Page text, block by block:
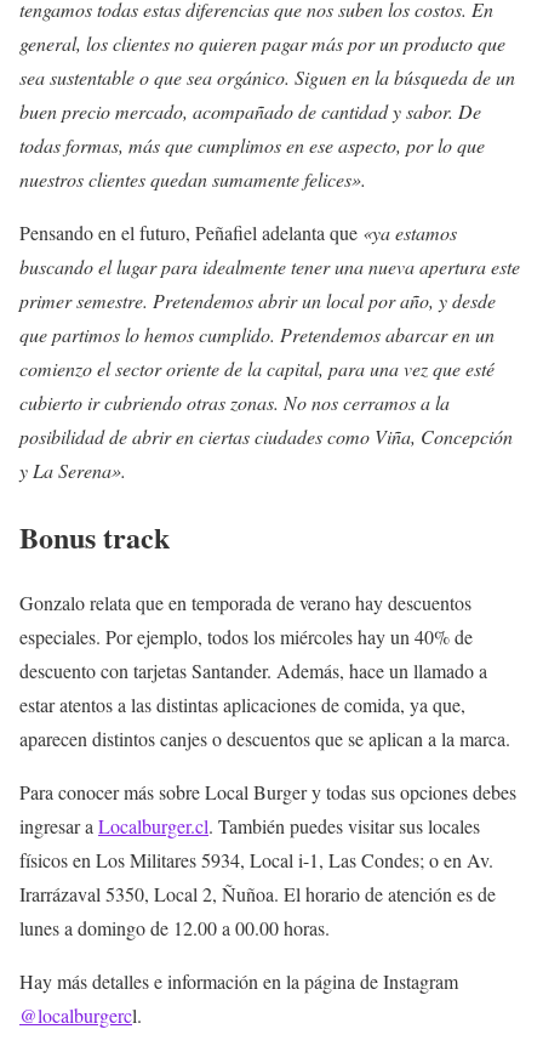
tengamos todas estas diferencias que nos suben los costos. En
general, los clientes no quieren pagar más por un producto que
sea sustentable o que sea orgánico. Siguen en la búsqueda de un
buen precio mercado, acompañado de cantidad y sabor. De
todas formas, más que cumplimos en ese aspecto, por lo que
nuestros clientes quedan sumamente felices».
Pensando en el futuro, Peñafiel adelanta que «ya estamos
buscando el lugar para idealmente tener una nueva apertura este
primer semestre. Pretendemos abrir un local por año, y desde
que partimos lo hemos cumplido. Pretendemos abarcar en un
comienzo el sector oriente de la capital, para una vez que esté
cubierto ir cubriendo otras zonas. No nos cerramos a la
posibilidad de abrir en ciertas ciudades como Viña, Concepción
y La Serena».
Bonus track
Gonzalo relata que en temporada de verano hay descuentos
especiales. Por ejemplo, todos los miércoles hay un 40% de
descuento con tarjetas Santander. Además, hace un llamado a
estar atentos a las distintas aplicaciones de comida, ya que,
aparecen distintos canjes o descuentos que se aplican a la marca.
Para conocer más sobre Local Burger y todas sus opciones debes
ingresar aLocalburger.cl. También puedes visitar sus locales
físicos en Los Militares 5934, Local i-1, Las Condes; o en Av.
Irarrázaval 5350, Local 2, Ñuñoa. El horario de atención es de
lunes a domingo de 12.00 a 00.00 horas.
Hay más detalles e información en la página de Instagram
@localburgercl.